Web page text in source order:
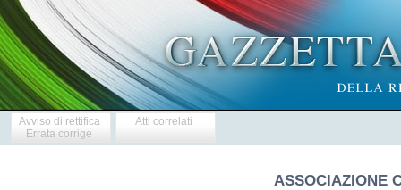
Avviso di rettifica
Errata corrige
Atti correlati
ASSOCIAZIONE